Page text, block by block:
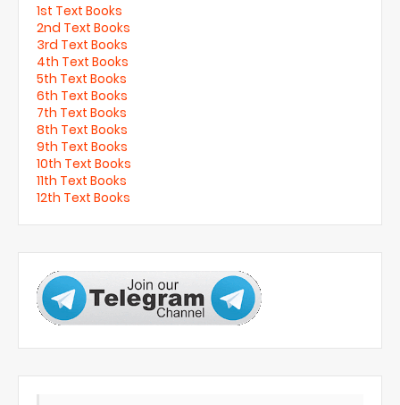
1st Text Books
2nd Text Books
3rd Text Books
4th Text Books
5th Text Books
6th Text Books
7th Text Books
8th Text Books
9th Text Books
10th Text Books
11th Text Books
12th Text Books